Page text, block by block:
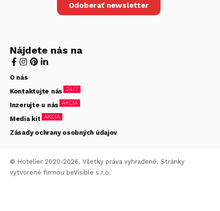
Odoberať newsletter
Nájdete nás na
O nás
Kontaktujte nás 24/7
Inzerujte u nás AKCIA
Media kit AKCIA
Zásady ochrany osobných údajov
© Hotelier 2020-2026. Všetky práva vyhradené. Stránky
vytvorené firmou beVisible s.r.o.